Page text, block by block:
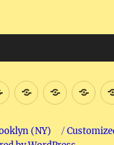
Файловая
на
Текстовый
в
(NY)